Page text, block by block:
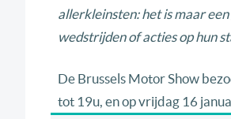
allerkleinsten: het is maar
wedstrijden of acties op hun
De Brussels Motor Show
tot 19u, en op vrijdag 16